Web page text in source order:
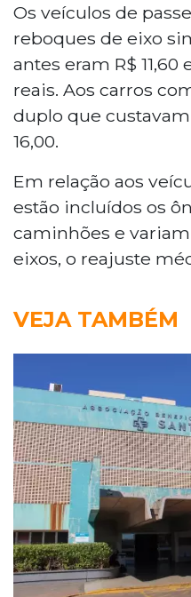
Os veículos de
reboques de eixo
antes eram R$ 11,60
reais. Aos carros
duplo que custavam
16,00.
Em relação aos
estão incluídos os
caminhões e
eixos, o reajuste
VEJA TAMBÉM